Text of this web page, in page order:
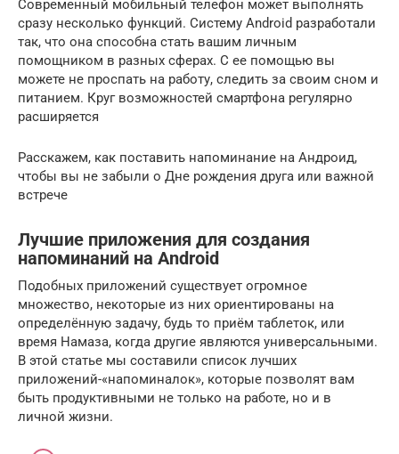
Современный мобильный телефон может выполнять
сразу несколько функций. Систему Android разработали
так, что она способна стать вашим личным
помощником в разных сферах. С ее помощью вы
можете не проспать на работу, следить за своим сном и
питанием. Круг возможностей смартфона регулярно
расширяется
Расскажем, как поставить напоминание на Андроид,
чтобы вы не забыли о Дне рождения друга или важной
встрече
Лучшие приложения для создания
напоминаний на Android
Подобных приложений существует огромное
множество, некоторые из них ориентированы на
определённую задачу, будь то приём таблеток, или
время Намаза, когда другие являются универсальными.
В этой статье мы составили список лучших
приложений-«напоминалок», которые позволят вам
быть продуктивными не только на работе, но и в
личной жизни.